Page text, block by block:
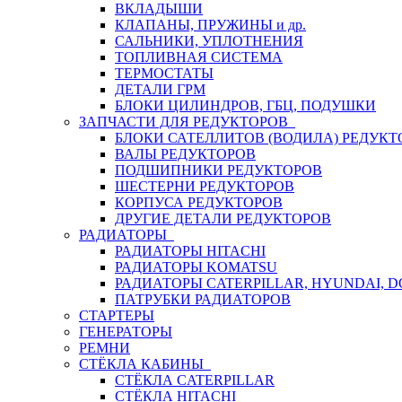
ВКЛАДЫШИ
КЛАПАНЫ, ПРУЖИНЫ и др.
САЛЬНИКИ, УПЛОТНЕНИЯ
ТОПЛИВНАЯ СИСТЕМА
ТЕРМОСТАТЫ
ДЕТАЛИ ГРМ
БЛОКИ ЦИЛИНДРОВ, ГБЦ, ПОДУШКИ
ЗАПЧАСТИ ДЛЯ РЕДУКТОРОВ
БЛОКИ САТЕЛЛИТОВ (ВОДИЛА)
ВАЛЫ РЕДУКТОРОВ
ПОДШИПНИКИ РЕДУКТОРОВ
ШЕСТЕРНИ РЕДУКТОРОВ
КОРПУСА РЕДУКТОРОВ
ДРУГИЕ ДЕТАЛИ РЕДУКТОРОВ
РАДИАТОРЫ
РАДИАТОРЫ HITACHI
РАДИАТОРЫ KOMATSU
РАДИАТОРЫ CATERPILLAR, HYUNDAI,
ПАТРУБКИ РАДИАТОРОВ
СТАРТЕРЫ
ГЕНЕРАТОРЫ
РЕМНИ
СТЁКЛА КАБИНЫ
СТЁКЛА CATERPILLAR
СТЁКЛА HITACHI